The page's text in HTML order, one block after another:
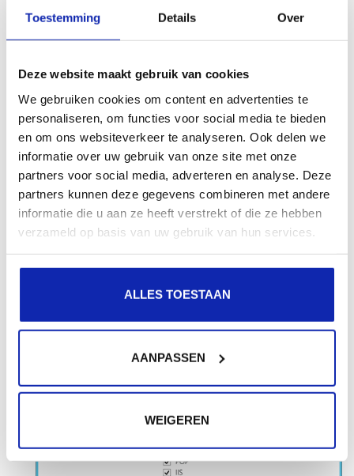
Toestemming Details Over
Deze website maakt gebruik van cookies
We gebruiken cookies om content en advertenties te
personaliseren, om functies voor social media te bieden
en om ons websiteverkeer te analyseren. Ook delen we
informatie over uw gebruik van onze site met onze
partners voor social media, adverteren en analyse. Deze
partners kunnen deze gegevens combineren met andere
informatie die u aan ze heeft verstrekt of die ze hebben
verzameld op basis van uw gebruik van hun services.
ALLES TOESTAAN
AANPASSEN
WEIGEREN
SélectionnezServicesdans le pan de gauche, puis
cochez les cases des services pour lesquels activer
le certificat SSL.